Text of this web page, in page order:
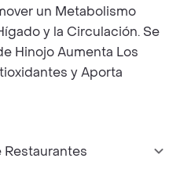
un Metabolismo
y la Circulación. Se
Hinojo Aumenta Los
y Aporta
Restaurantes